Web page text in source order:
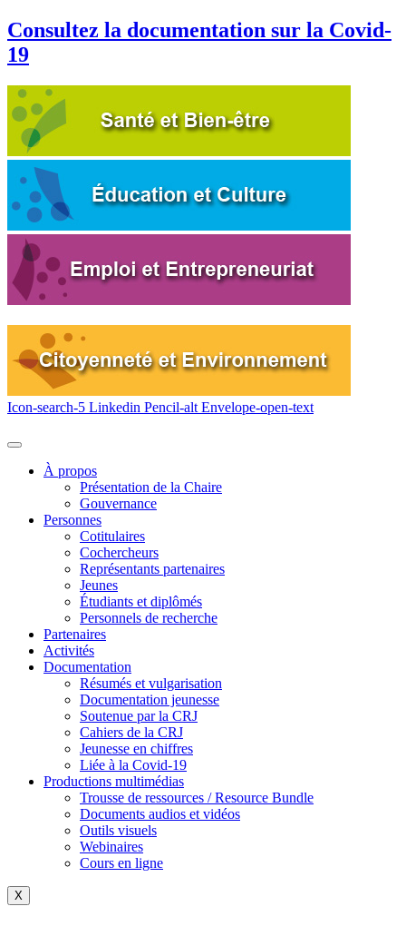
Consultez la documentation sur la Covid-
19
Icon-search-5 Linkedin Pencil-alt Envelope-open-text
À propos
Présentation de la Chaire
Gouvernance
Personnes
Cotitulaires
Cochercheurs
Représentants partenaires
Jeunes
Étudiants et diplômés
Personnels de recherche
Partenaires
Activités
Documentation
Résumés et vulgarisation
Documentation jeunesse
Soutenue par la CRJ
Cahiers de la CRJ
Jeunesse en chiffres
Liée à la Covid-19
Productions multimédias
Trousse de ressources / Resource Bundle
Documents audios et vidéos
Outils visuels
Webinaires
Cours en ligne
X